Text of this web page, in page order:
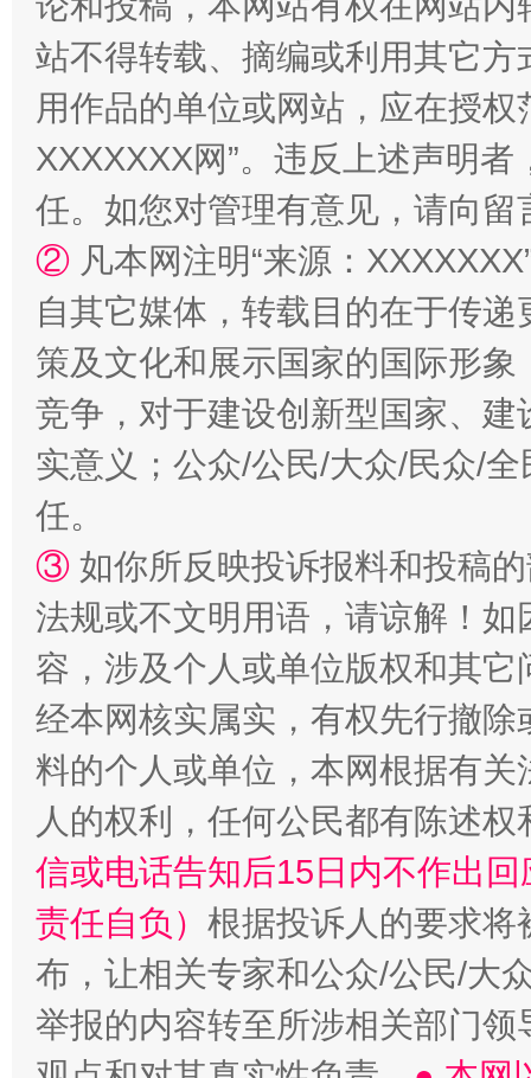
漫山遍野的桃花与雪山、麦地、白藏房 除
招工难、用工荒背后
站不得转载、摘编或利用其它
用作品的单位或网站，应在授
XXXXXXX网”。违反上述声明
任。如您对管理有意见，请向
② 凡本网注明“来源：
自其它媒体，转载目的在于传
策及文化和展示国家的国际形
竞争，对于建设创新型国家、
实意义；公众/公民/大众/民众/
任。
③ 如你所反映投诉报料和投稿
法规或不文明用语，请谅解！
容，涉及个人或单位版权和其它
经本网核实属实，有权先行撤
料的个人或单位，本网根据有
人的权利，任何公民都有陈述
信或电话告知后15日内不作出
责任自负） 根据投诉人的要求将
布，让相关专家和公众/公民/大
举报的内容转至所涉相关部门